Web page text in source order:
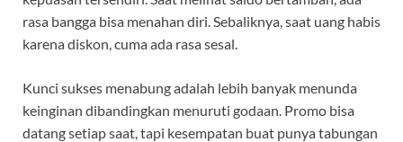
rasa bangga bisa menahan diri. Sebaliknya, saat uang habis
karena diskon, cuma ada rasa sesal.
Kunci sukses menabung adalah lebih banyak menunda
keinginan dibandingkan menuruti godaan. Promo bisa
datang setiap saat, tapi kesempatan buat punya tabungan